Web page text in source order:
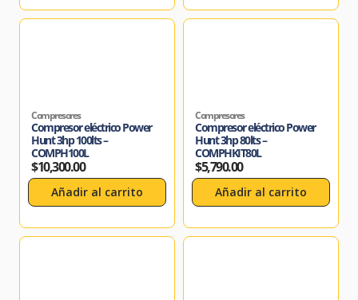
Compresores
Compresor eléctrico Power
Hunt 3hp 100lts –
COMPH100L
$10,300.00
Añadir al carrito
Compresores
Compresor eléctrico Power
Hunt 3hp 80lts –
COMPHKIT80L
$5,790.00
Añadir al carrito